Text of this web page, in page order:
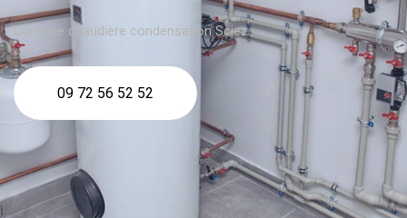
Contrôle chaudière condensation Sciez
09 72 56 52 52